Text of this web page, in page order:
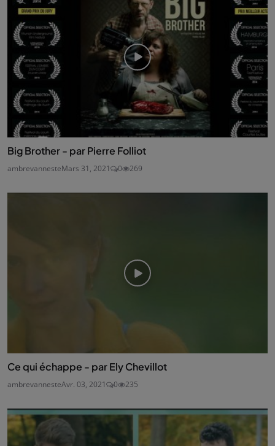
Big Brother - par Pierre Folliot
ambrevannesteMars 31, 2021 0 269
Ce qui échappe - par Ely Chevillot
ambrevannesteAvr. 03, 2021 0 235